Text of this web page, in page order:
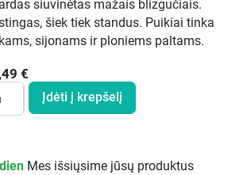
siuvinėtas mažais blizgučiais.
šiek tiek standus. Puikiai tinka
sijonams ir ploniems paltams.
€
Įdėti į krepšelį
Mes išsiųsime jūsų produktus